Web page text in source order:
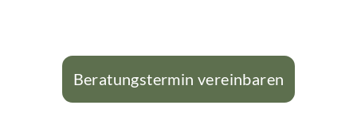
Beratungstermin vereinbaren